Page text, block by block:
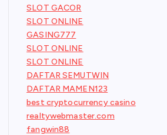
SLOT GACOR
SLOT ONLINE
GASING777
SLOT ONLINE
SLOT ONLINE
DAFTAR SEMUTWIN
DAFTAR MAMEN123
best cryptocurrency casino
realtywebmaster.com
fangwin88